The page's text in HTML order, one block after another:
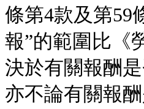
條第4款及第59
報”的範圍比《
決於有關報酬
亦不論有關報